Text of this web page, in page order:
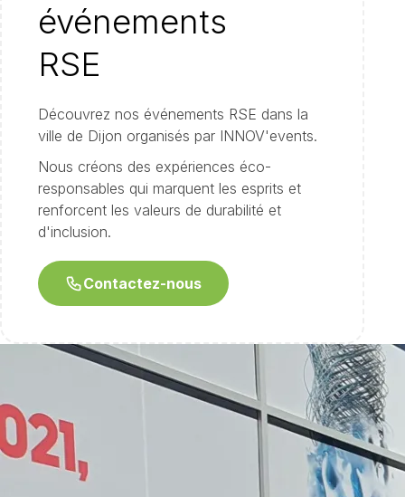
événements
RSE
Découvrez nos événements RSE dans la
ville de Dijon organisés par INNOV'events.
Nous créons des expériences éco-
responsables qui marquent les esprits et
renforcent les valeurs de durabilité et
d'inclusion.
Contactez-nous